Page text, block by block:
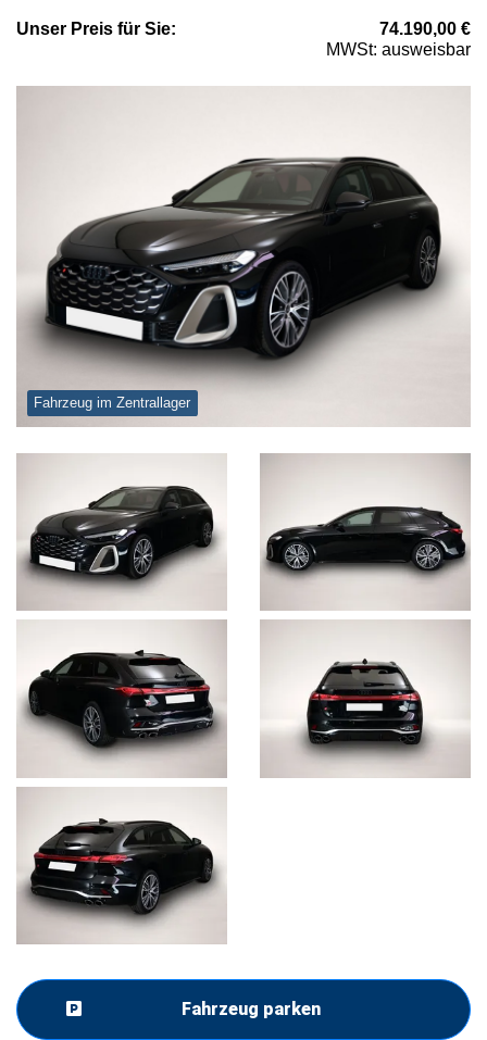
Unser Preis für Sie: 74.190,00 €
MWSt: ausweisbar
Fahrzeug im Zentrallager
Fahrzeug parken